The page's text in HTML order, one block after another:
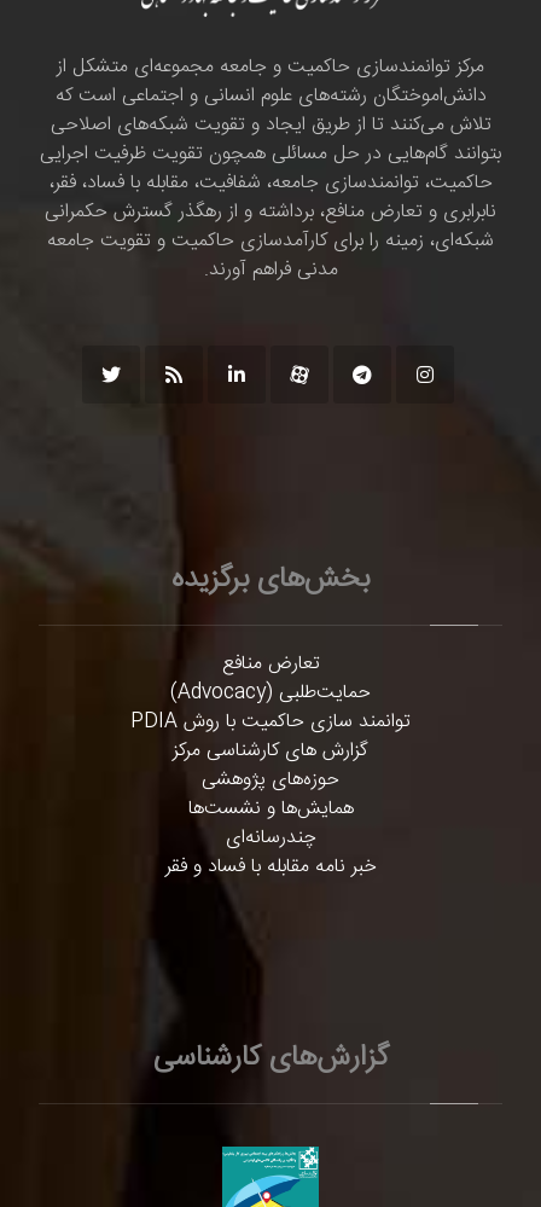
مرکز توانمندسازی حاکمیت و جامعه مجموعه‌ای متشکل از
دانش‌اموختگان رشته‌های علوم انسانی و اجتماعی است که
تلاش می‌کنند تا از طریق ایجاد و تقویت شبکه‌های اصلاحی
بتوانند گام‌هایی در حل مسائلی همچون تقویت ظرفیت اجرایی
حاکمیت، توانمندسازی جامعه، شفافیت، مقابله با فساد، فقر،
نابرابری و تعارض منافع، برداشته و از رهگذر گسترش حکمرانی
شبکه‌ای، زمینه را برای کارآمدسازی حاکمیت و تقویت جامعه
مدنی فراهم آورند.
بخش‌های برگزیده
تعارض منافع
حمایت‌طلبی (Advocacy)
توانمند سازی حاکمیت با روش PDIA
گزارش های کارشناسی مرکز
حوزه‌های پژوهشی
همایش‌ها و نشست‌ها
چندرسانه‌ای
خبر نامه مقابله با فساد و فقر
گزارش‌های کارشناسی